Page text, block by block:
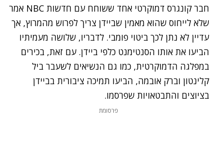
נסה שוב
חבר קונגרס דמוקרטי אחד ששוחח עם חדשות NBC אמר
שלא לייחוס שהוא מאמין שביידן צריך לפרוש מהמרוץ, אך
עדיין לא נתן לכך ביטוי פומבי. לדבריו, שלושה מעמיתיו
הביעו את אותו הסנטימנט כלפי ביידן. עם זאת, בכירים
במפלגה הדמוקרטית, כמו גם הנשיאים לשעבר ביל
קלינטון וברק אובמה, הביעו תמיכה ציבורית בביידן
בציוצים והתבטאויות שפרסמו.
פרסומת